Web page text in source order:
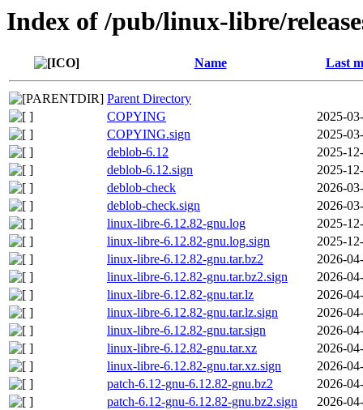
Index of /pub/linux-libre/
Name Last
Parent Directory
COPYING
2025-
COPYING.sign
2025-
deblob-6.12
2025-
deblob-6.12.sign
2025-
deblob-check
2026-
deblob-check.sign
2026-
linux-libre-6.12.82-gnu.log
2025-
linux-libre-6.12.82-gnu.log.sign
2025-
linux-libre-6.12.82-gnu.tar.bz2
2026-
linux-libre-6.12.82-gnu.tar.bz2.sign
2026-
linux-libre-6.12.82-gnu.tar.lz
2026-
linux-libre-6.12.82-gnu.tar.lz.sign
2026-
linux-libre-6.12.82-gnu.tar.sign
2026-
linux-libre-6.12.82-gnu.tar.xz
2026-
linux-libre-6.12.82-gnu.tar.xz.sign
2026-
patch-6.12-gnu-6.12.82-gnu.bz2
2026-
patch-6.12-gnu-6.12.82-gnu.bz2.sign
2026-